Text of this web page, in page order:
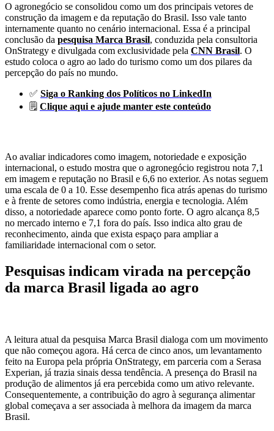
O agronegócio se consolidou como um dos principais vetores de
construção da imagem e da reputação do Brasil. Isso vale tanto
internamente quanto no cenário internacional. Essa é a principal
conclusão da pesquisa Marca Brasil, conduzida pela consultoria
OnStrategy e divulgada com exclusividade pela CNN Brasil. O
estudo coloca o agro ao lado do turismo como um dos pilares da
percepção do país no mundo.
✅ Siga o Ranking dos Políticos no LinkedIn
🗒️ Clique aqui e ajude manter este conteúdo
Ao avaliar indicadores como imagem, notoriedade e exposição
internacional, o estudo mostra que o agronegócio registrou nota 7,1
em imagem e reputação no Brasil e 6,6 no exterior. As notas seguem
uma escala de 0 a 10. Esse desempenho fica atrás apenas do turismo
e à frente de setores como indústria, energia e tecnologia. Além
disso, a notoriedade aparece como ponto forte. O agro alcança 8,5
no mercado interno e 7,1 fora do país. Isso indica alto grau de
reconhecimento, ainda que exista espaço para ampliar a
familiaridade internacional com o setor.
Pesquisas indicam virada na percepção
da marca Brasil ligada ao agro
A leitura atual da pesquisa Marca Brasil dialoga com um movimento
que não começou agora. Há cerca de cinco anos, um levantamento
feito na Europa pela própria OnStrategy, em parceria com a Serasa
Experian, já trazia sinais dessa tendência. A presença do Brasil na
produção de alimentos já era percebida como um ativo relevante.
Consequentemente, a contribuição do agro à segurança alimentar
global começava a ser associada à melhora da imagem da marca
Brasil.